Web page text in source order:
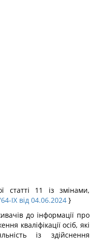
статті 11 із змінами,
IX від 04.06.2024 }
до інформації про
кваліфікації осіб, які
із здійснення